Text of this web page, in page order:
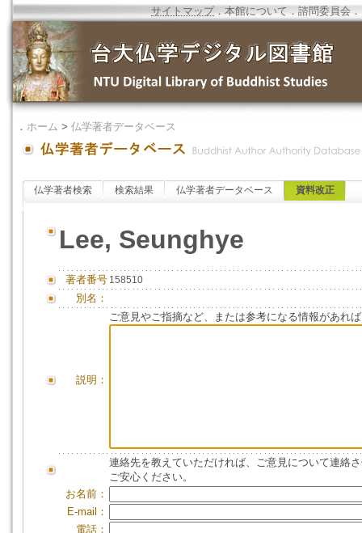
サイトマップ．本館について ．諮問委員会 ．
． ホーム > 仏学著者データベース
仏学著者検索 検索結果 仏学著者データベース 資料改正
Lee, Seunghye
著者番号 158510
別名：
説明：
ご意見やご指摘など、または参考になる情報があれ
連絡先を教えていただければ、ご意見について連絡
ご安心ください。
お名前：
E-mail：
電話：